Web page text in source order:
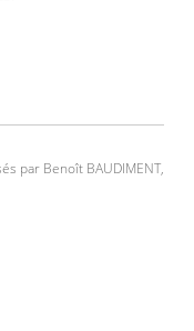
par Benoît BAUDIMENT,